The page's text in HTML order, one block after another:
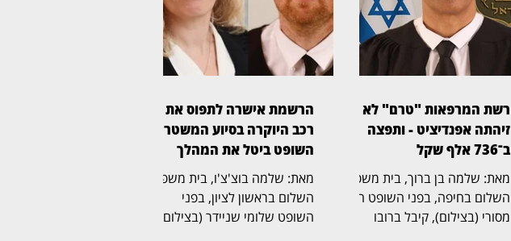
רשת המרפאות "טרם" לא
זיהתה אפנדיציט - ותפצה
ב־736 אלף שקל
מאת: שלמה בן ברוך, בית משפט
השלום בחיפה, בפני השופט הדר
מסורי (בצילום), קיבל ברובו
הרשמת אישרה לתפוס את
רכב היוקרה בסיוע המשטרה,
השופט ביטל את המהלך
מאת: שלמה בוצ'צ'ו, בית משפט
השלום בראשון לציון, בפני
השופט שלומי שניידר (בצילום),